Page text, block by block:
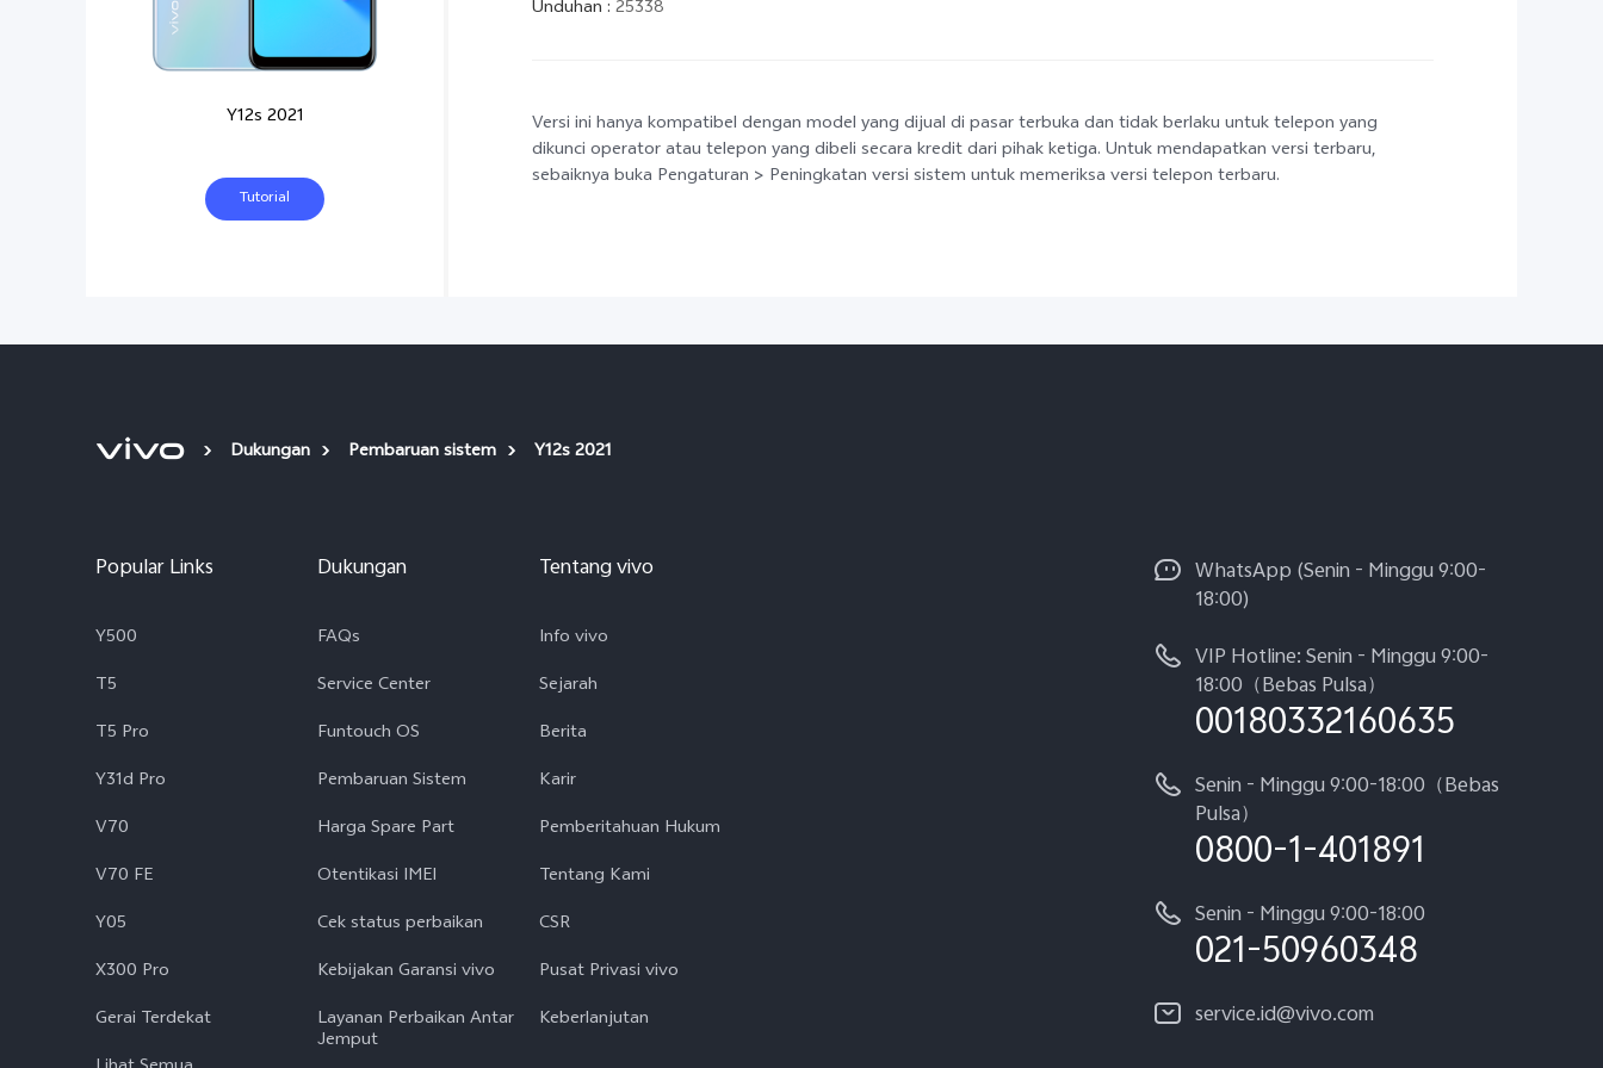
Y12s 2021
Tutorial
Unduhan : 25338
Versi ini hanya kompatibel dengan model yang dijual di pasar terbuka dan tidak berlaku untuk telepon yang
dikunci operator atau telepon yang dibeli secara kredit dari pihak ketiga. Untuk mendapatkan versi terbaru,
sebaiknya buka Pengaturan > Peningkatan versi sistem untuk memeriksa versi telepon terbaru.
Dukungan Pembaruan sistem Y12s 2021
Popular Links
Y500
T5
T5 Pro
Y31d Pro
V70
V70 FE
Y05
X300 Pro
Gerai Terdekat
Dukungan
FAQs
Service Center
Funtouch OS
Pembaruan Sistem
Harga Spare Part
Otentikasi IMEI
Cek status perbaikan
Kebijakan Garansi vivo
Layanan Perbaikan Antar
Jemput
Tentang vivo
Info vivo
Sejarah
Berita
Karir
Pemberitahuan Hukum
Tentang Kami
CSR
Pusat Privasi vivo
Keberlanjutan
WhatsApp (Senin - Minggu 9:00-
18:00)
VIP Hotline: Senin - Minggu 9:00-
18:00（Bebas Pulsa）
00180332160635
Senin - Minggu 9:00-18:00（Bebas
Pulsa）
0800-1-401891
Senin - Minggu 9:00-18:00
021-50960348
service.id@vivo.com